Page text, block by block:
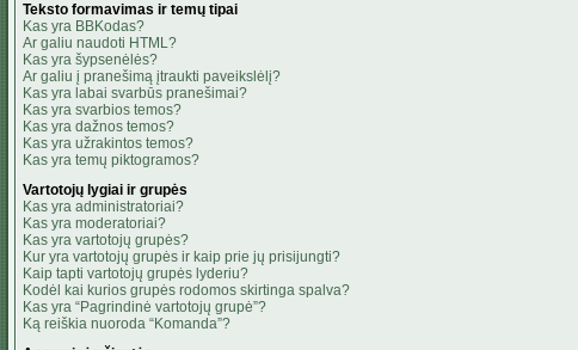
Teksto formavimas ir temų tipai
Kas yra BBKodas?
Ar galiu naudoti HTML?
Kas yra šypsenėlės?
Ar galiu į pranešimą įtraukti paveikslėlį?
Kas yra labai svarbūs pranešimai?
Kas yra svarbios temos?
Kas yra dažnos temos?
Kas yra užrakintos temos?
Kas yra temų piktogramos?
Vartotojų lygiai ir grupės
Kas yra administratoriai?
Kas yra moderatoriai?
Kas yra vartotojų grupės?
Kur yra vartotojų grupės ir kaip prie jų prisijungti?
Kaip tapti vartotojų grupės lyderiu?
Kodėl kai kurios grupės rodomos skirtinga spalva?
Kas yra “Pagrindinė vartotojų grupė”?
Ką reiškia nuoroda “Komanda”?